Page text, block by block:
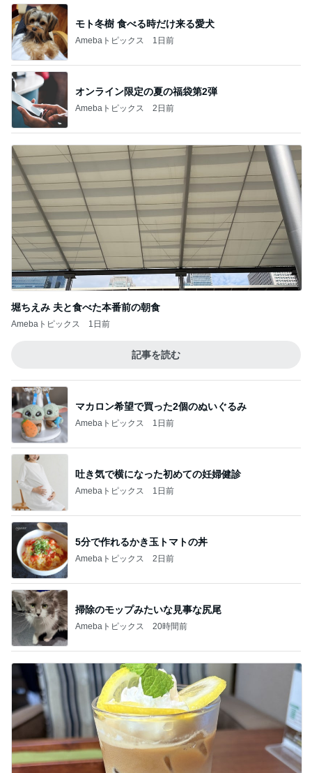
モト冬樹 食べる時だけ来る愛犬
Amebaトピックス 1日前
オンライン限定の夏の福袋第2弾
Amebaトピックス 2日前
堀ちえみ 夫と食べた本番前の朝食
Amebaトピックス 1日前
記事を読む
マカロン希望で買った2個のぬいぐるみ
Amebaトピックス 1日前
吐き気で横になった初めての妊婦健診
Amebaトピックス 1日前
5分で作れるかき玉トマトの丼
Amebaトピックス 2日前
掃除のモップみたいな見事な尻尾
Amebaトピックス 20時間前